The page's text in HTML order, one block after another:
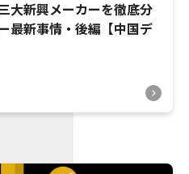
大新興メーカーを徹底分
最新事情・後編【中国デ